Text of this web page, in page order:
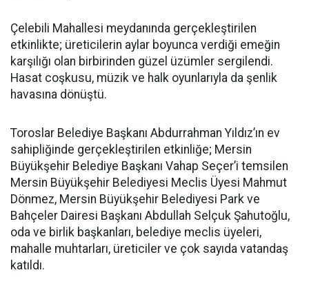
Çelebili Mahallesi meydanında gerçekleştirilen
etkinlikte; üreticilerin aylar boyunca verdiği emeğin
karşılığı olan birbirinden güzel üzümler sergilendi.
Hasat coşkusu, müzik ve halk oyunlarıyla da şenlik
havasına dönüştü.
Toroslar Belediye Başkanı Abdurrahman Yıldız’ın ev
sahipliğinde gerçekleştirilen etkinliğe; Mersin
Büyükşehir Belediye Başkanı Vahap Seçer’i temsilen
Mersin Büyükşehir Belediyesi Meclis Üyesi Mahmut
Dönmez, Mersin Büyükşehir Belediyesi Park ve
Bahçeler Dairesi Başkanı Abdullah Selçuk Şahutoğlu,
oda ve birlik başkanları, belediye meclis üyeleri,
mahalle muhtarları, üreticiler ve çok sayıda vatandaş
katıldı.